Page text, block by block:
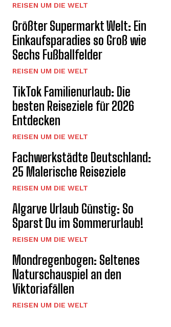
REISEN UM DIE WELT
Größter Supermarkt Welt: Ein
Einkaufsparadies so Groß wie
Sechs Fußballfelder
REISEN UM DIE WELT
TikTok Familienurlaub: Die
besten Reiseziele für 2026
Entdecken
REISEN UM DIE WELT
Fachwerkstädte Deutschland:
25 Malerische Reiseziele
REISEN UM DIE WELT
Algarve Urlaub Günstig: So
Sparst Du im Sommerurlaub!
REISEN UM DIE WELT
Mondregenbogen: Seltenes
Naturschauspiel an den
Viktoriafällen
REISEN UM DIE WELT